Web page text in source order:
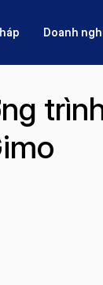
Doanh